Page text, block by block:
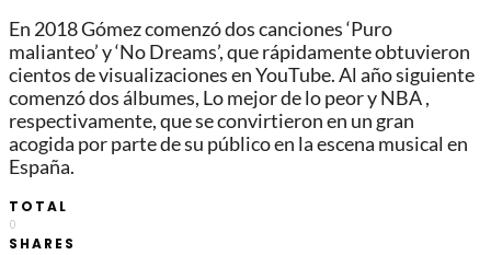
En 2018 Gómez comenzó dos canciones ‘Puro
malianteo’ y ‘No Dreams’, que rápidamente obtuvieron
cientos de visualizaciones en YouTube. Al año siguiente
comenzó dos álbumes, Lo mejor de lo peor y NBA ,
respectivamente, que se convirtieron en un gran
acogida por parte de su público en la escena musical en
España.
TOTAL
0
SHARES